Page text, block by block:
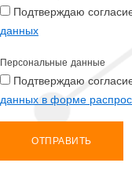
Подтверждаю
данных
Персональные данные
Подтверждаю
данных в форме
ОТПРАВИТЬ